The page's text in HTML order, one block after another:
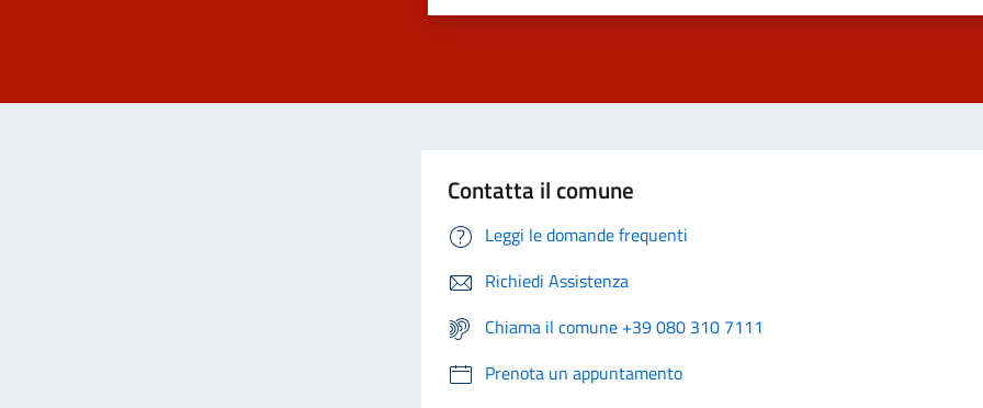
Contatta il comune
Leggi le domande frequenti
Richiedi Assistenza
Chiama il comune +39 080 310 7111
Prenota un appuntamento